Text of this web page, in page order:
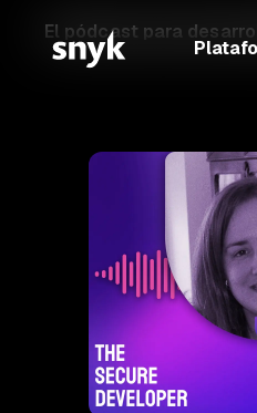
El pódcast para